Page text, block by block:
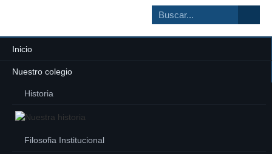
Inicio
Nuestro colegio
Historia
Filosofia Institucional